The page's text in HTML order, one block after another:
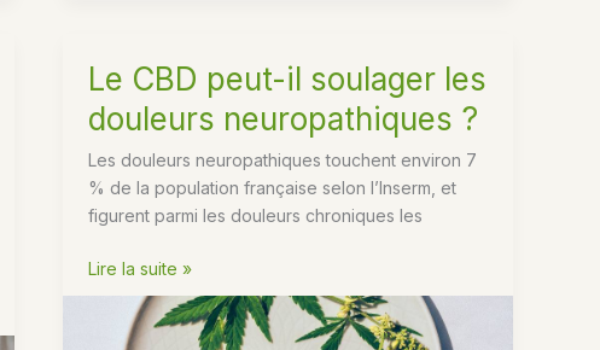
Le CBD peut-il soulager les
douleurs neuropathiques ?
Les douleurs neuropathiques touchent environ 7
% de la population française selon l’Inserm, et
figurent parmi les douleurs chroniques les
Le
CBD
peut-
Lire la suite »